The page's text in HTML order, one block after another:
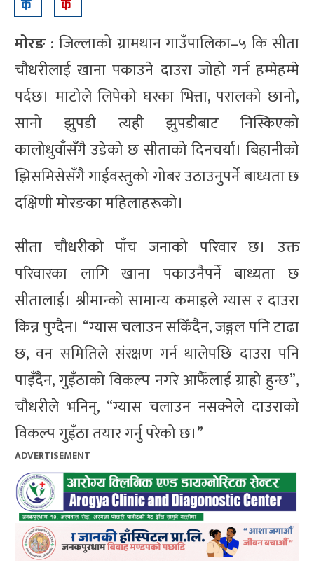
मोरङ : जिल्लाको ग्रामथान गाउँपालिका–५ कि सीता
चौधरीलाई खाना पकाउने दाउरा जोहो गर्न हम्मेहम्मे
पर्दछ। माटोले लिपेको घरका भित्ता, परालको छानो,
सानो झुपडी त्यही झुपडीबाट निस्किएको
कालोधुवाँसँगै उडेको छ सीताको दिनचर्या। बिहानीको
झिसमिसेसँगै गाईवस्तुको गोबर उठाउनुपर्ने बाध्यता छ
दक्षिणी मोरङका महिलाहरूको।
सीता चौधरीको पाँच जनाको परिवार छ। उक्त
परिवारका लागि खाना पकाउनैपर्ने बाध्यता छ
सीतालाई। श्रीमान्को सामान्य कमाइले ग्यास र दाउरा
किन्न पुग्दैन। “ग्यास चलाउन सकिँदैन, जङ्गल पनि टाढा
छ, वन समितिले संरक्षण गर्न थालेपछि दाउरा पनि
पाइँदैन, गुइँठाको विकल्प नगरे आफैँलाई ग्राहो हुन्छ”,
चौधरीले भनिन्, “ग्यास चलाउन नसक्नेले दाउराको
विकल्प गुइँठा तयार गर्नु परेको छ।”
ADVERTISEMENT